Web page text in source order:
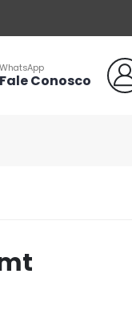
WhatsApp
Fale Conosco